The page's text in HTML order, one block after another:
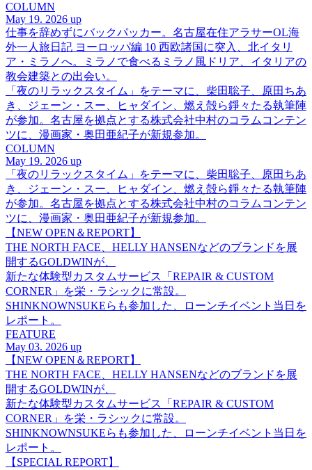
COLUMN
May 19. 2026 up
仕事を辞めずにバックパッカー。名古屋在住アラサーOL海
外一人旅日記 ヨーロッパ編 10 西欧諸国に突入、北イタリ
ア・ミラノへ。ミラノで食べるミラノ風ドリア、イタリアの
教会建築との出会い。
「夜のリラックスタイム」をテーマに、柴田聡子、原田ちあ
き、ジェーン・スー、ヒャダイン、燃え殻ら錚々たる執筆陣
が参加。名古屋を拠点とする株式会社中村のコラムコンテン
ツに、漫画家・奥田亜紀子が新規参加。
COLUMN
May 19. 2026 up
「夜のリラックスタイム」をテーマに、柴田聡子、原田ちあ
き、ジェーン・スー、ヒャダイン、燃え殻ら錚々たる執筆陣
が参加。名古屋を拠点とする株式会社中村のコラムコンテン
ツに、漫画家・奥田亜紀子が新規参加。
【NEW OPEN＆REPORT】
THE NORTH FACE、HELLY HANSENなどのブランドを展
開するGOLDWINが、
新たな体験型カスタムサービス「REPAIR & CUSTOM
CORNER」を栄・ラシックに常設。
SHINKNOWNSUKEらも参加した、ローンチイベント当日を
レポート。
FEATURE
May 03. 2026 up
【NEW OPEN＆REPORT】
THE NORTH FACE、HELLY HANSENなどのブランドを展
開するGOLDWINが、
新たな体験型カスタムサービス「REPAIR & CUSTOM
CORNER」を栄・ラシックに常設。
SHINKNOWNSUKEらも参加した、ローンチイベント当日を
レポート。
【SPECIAL REPORT】